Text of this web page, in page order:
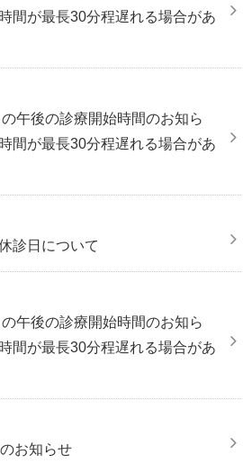
が最長30分程遅れる場合があ
午後の診療開始時間のお知ら
が最長30分程遅れる場合があ
診日について
午後の診療開始時間のお知ら
が最長30分程遅れる場合があ
お知らせ